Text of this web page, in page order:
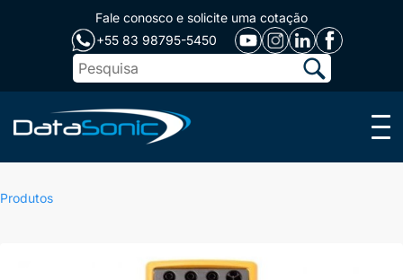
Fale conosco e solicite uma cotação
+55 83 98795-5450
Menu
Produtos